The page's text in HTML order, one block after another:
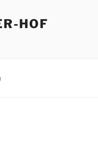
HOF